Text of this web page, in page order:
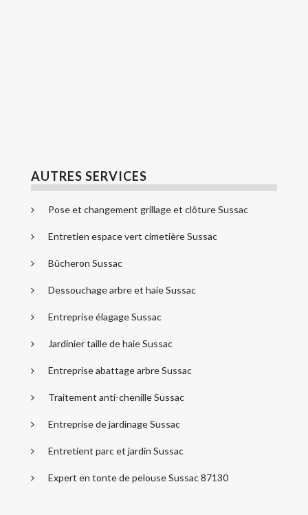
AUTRES SERVICES
Pose et changement grillage et clôture Sussac
Entretien espace vert cimetière Sussac
Bûcheron Sussac
Dessouchage arbre et haie Sussac
Entreprise élagage Sussac
Jardinier taille de haie Sussac
Entreprise abattage arbre Sussac
Traitement anti-chenille Sussac
Entreprise de jardinage Sussac
Entretient parc et jardin Sussac
Expert en tonte de pelouse Sussac 87130